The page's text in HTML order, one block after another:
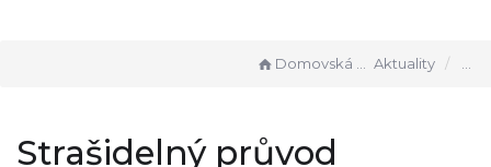
Domovská stránka Aktuality
Strašidelný průvod